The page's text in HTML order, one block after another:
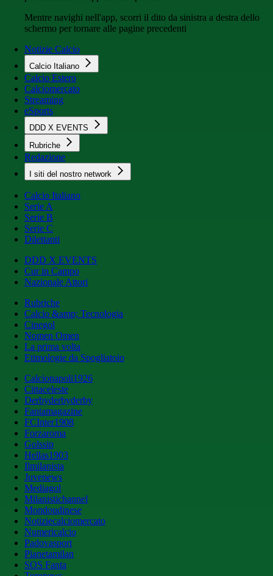
Mentre navighi nell'app, scorri il dito da sinistra a destra dello
schermo per tornare alle pagine precedenti
Notizie Calcio
Calcio Italiano
Calcio Estero
Calciomercato
Streaming
eSports
DDD X EVENTS
Rubriche
Redazione
I siti del nostro network
Calcio Italiano
Serie A
Serie B
Serie C
Dilettanti
DDD X EVENTS
Cur in Campo
Nazionale Attori
Rubriche
Calcio &amp; Tecnologia
Cinegol
Nomen Omen
La prima volta
Etimologie da Spogliatoio
Calcionapoli1926
Cittaceleste
Derbyderbyderby
Fantamagazine
FCInter1908
Forzaroma
Golssip
Hellas1903
Ilmilanista
Juvenews
Mediagol
Milanistichannel
Mondoudinese
Notiziecalciomercato
Numericalcio
Padovasport
Pianetamilan
SOS Fanta